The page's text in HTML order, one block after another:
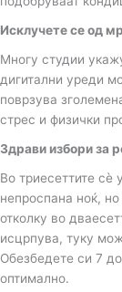
Исклучете се од
Многу студии
дигитални уреди
поврзува
стрес и физички
Здрави избори за
Во триесеттите сè
непроспана ноќ,
отколку во
исцрпува, туку
Обезбедете си 7
оптимално.